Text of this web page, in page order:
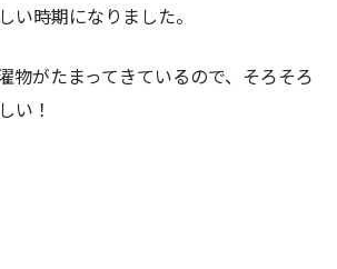
い時期になりました。
物がたまってきているので、そろそろ
い！